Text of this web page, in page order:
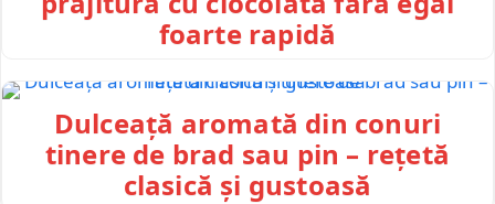
foarte rapidă
Dulceață aromată din conuri
tinere de brad sau pin – rețetă
clasică și gustoasă